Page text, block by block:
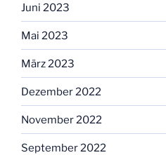
Juni 2023
Mai 2023
März 2023
Dezember 2022
November 2022
September 2022